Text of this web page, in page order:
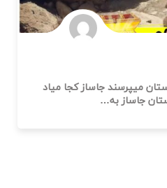
میپرسند جاساز کجا میاد
جاساز به…